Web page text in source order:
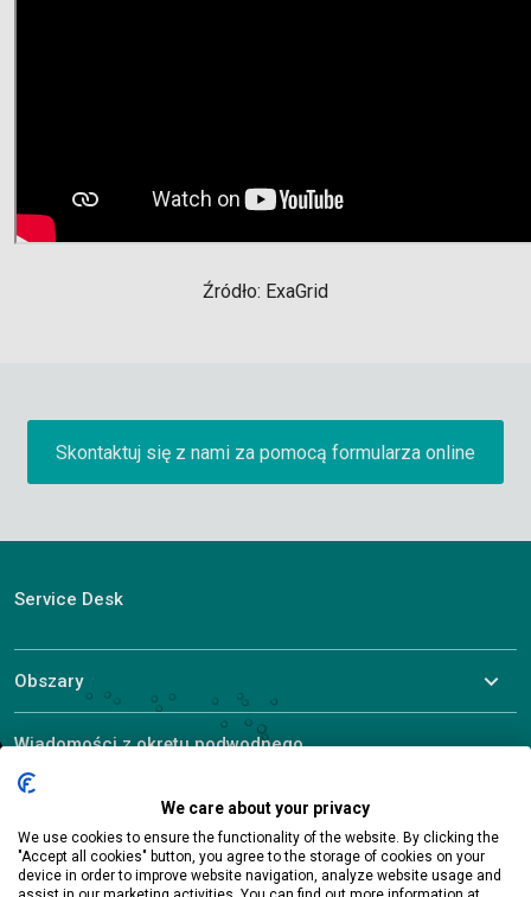
Źródło: ExaGrid
Skontaktuj się z nami za pomocą formularza online
Service Desk
Obszary
Wiadomości z okrętu podwodnego
We care about your privacy
We use cookies to ensure the functionality of the website. By clicking the
"Accept all cookies" button, you agree to the storage of cookies on your
device in order to improve website navigation, analyze website usage and